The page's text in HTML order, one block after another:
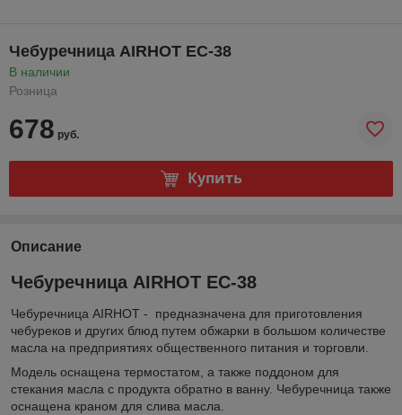
Чебуречница AIRHOT EC-38
В наличии
Розница
678 руб.
Купить
Описание
Чебуречница AIRHOT EC-38
Чебуречница AIRHOT - предназначена для приготовления
чебуреков и других блюд путем обжарки в большом количестве
масла на предприятиях общественного питания и торговли.
Модель оснащена термостатом, а также поддоном для
стекания масла с продукта обратно в ванну. Чебуречница также
оснащена краном для слива масла.